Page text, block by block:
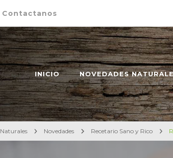
Contactanos
– Dietética en Rosario
Natural INICIO NOVEDADES
Novedades Recetario Sano y Rico